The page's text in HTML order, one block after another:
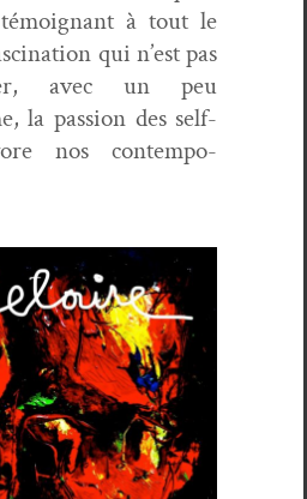
à tout le
qui n’est pas
avec un peu
la pas­sion des self­
nos con­tem­po­